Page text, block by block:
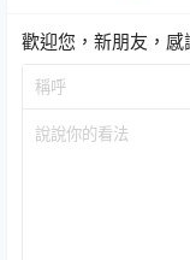
歡迎您，新朋友，感